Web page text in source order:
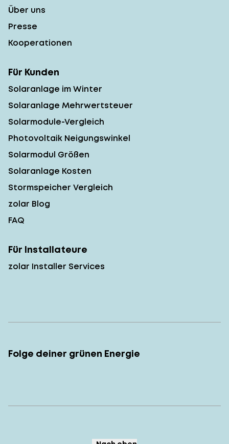
Über uns
Presse
Kooperationen
Für Kunden
Solaranlage im Winter
Solaranlage Mehrwertsteuer
Solarmodule-Vergleich
Photovoltaik Neigungswinkel
Solarmodul Größen
Solaranlage Kosten
Stormspeicher Vergleich
zolar Blog
FAQ
Für Installateure
zolar Installer Services
Folge deiner grünen Energie